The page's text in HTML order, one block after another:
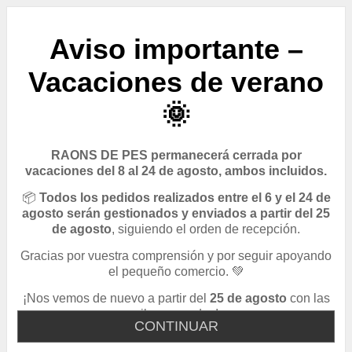
CONTINUAR
Aviso importante –
Vacaciones de verano
🌞
RAONS DE PES permanecerá cerrada por
vacaciones del 8 al 24 de agosto, ambos incluidos.
📦 Todos los pedidos realizados entre el 6 y el 24 de
agosto serán gestionados y enviados a partir del 25
de agosto, siguiendo el orden de recepción.
Gracias por vuestra comprensión y por seguir apoyando
el pequeño comercio. 💚
¡Nos vemos de nuevo a partir del 25 de agosto con las
pilas cargadas!